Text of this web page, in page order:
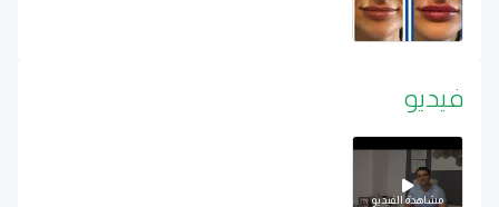
فيديو
مشاهدة الفيديو